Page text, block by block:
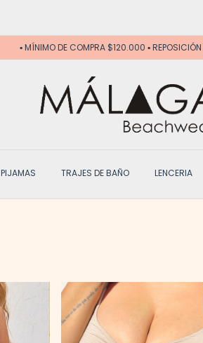
▪️ MÍNIMO DE COMPRA $120.000 ▪️
PIJAMAS TRAJES DE BAÑO LENCERIA